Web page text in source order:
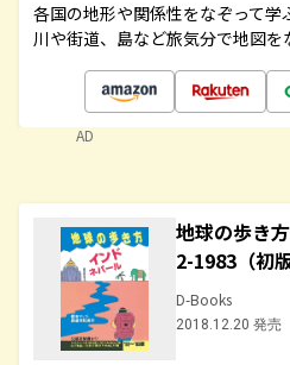
各国の地形や関係性をなぞって学
川や街道、島など旅気分で地図を
AD
地球の歩き
2-1983（初
D-Books
2018.12.20 発売